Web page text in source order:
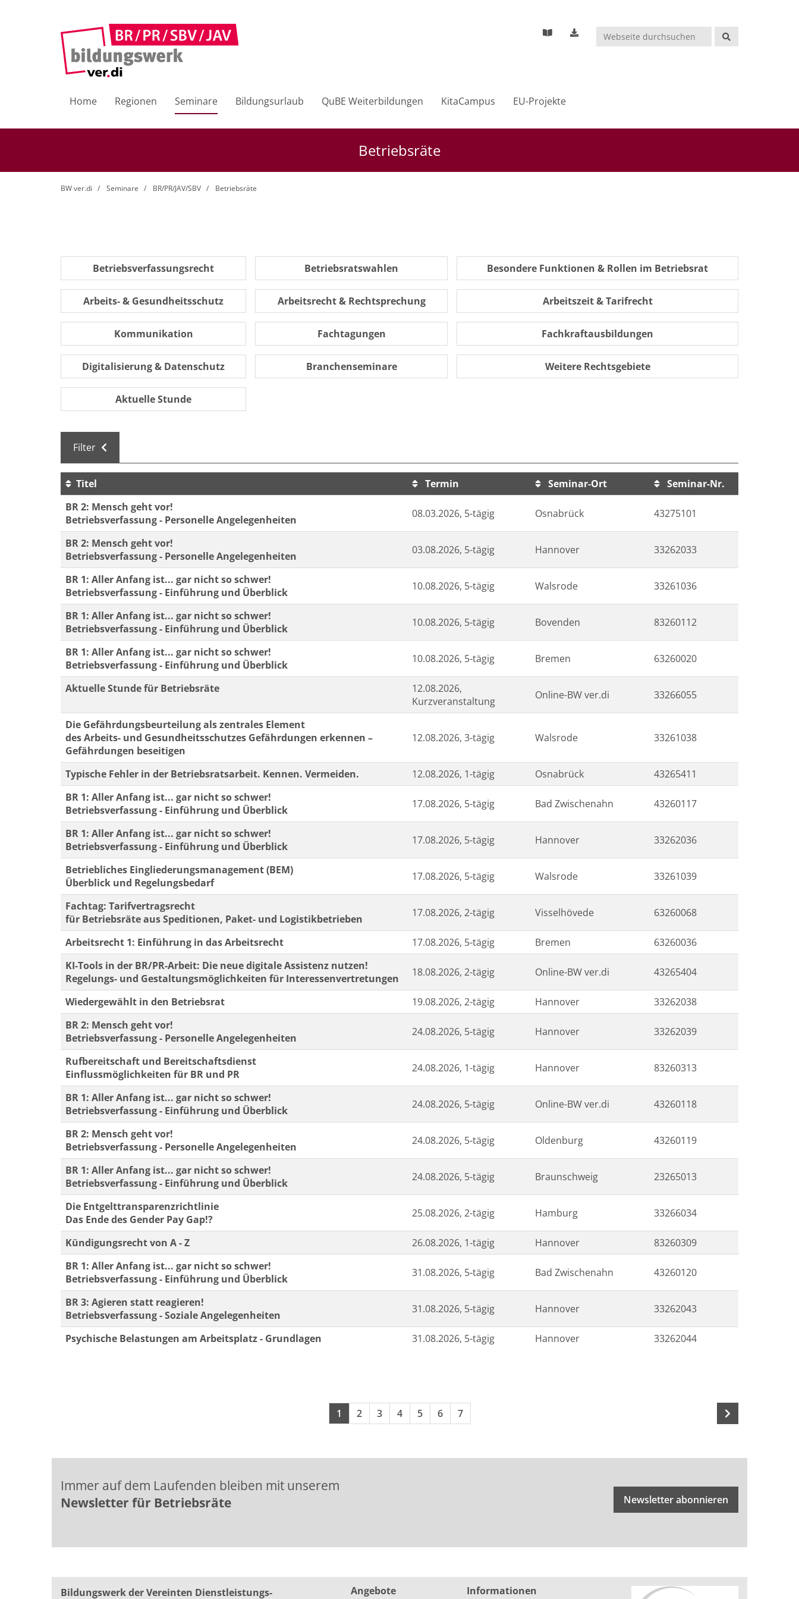
Suchen
Home Regionen Seminare Bildungsurlaub QuBE Weiterbildungen KitaCampus EU-Projekte
Betriebsräte
BW ver.di Seminare BR/PR/JAV/SBV Betriebsräte
Betriebsverfassungsrecht Betriebsratswahlen Besondere Funktionen & Rollen im Betriebsrat
Arbeits- & Gesundheitsschutz Arbeitsrecht & Rechtsprechung Arbeitszeit & Tarifrecht
Kommunikation Fachtagungen Fachkraftausbildungen
Digitalisierung & Datenschutz Branchenseminare Weitere Rechtsgebiete
Aktuelle Stunde
Filter
Kursübersicht. Tabellenüberschriften können sortiert werden.
Titel Termin Seminar-Ort
Seminar-Nr.
BR 2: Mensch geht vor!
Betriebsverfassung - Personelle Angelegenheiten
08.03.2026, 5-tägig Osnabrück 43275101
BR 2: Mensch geht vor!
Betriebsverfassung - Personelle Angelegenheiten
03.08.2026, 5-tägig Hannover 33262033
BR 1: Aller Anfang ist... gar nicht so schwer!
Betriebsverfassung - Einführung und Überblick
10.08.2026, 5-tägig Walsrode 33261036
BR 1: Aller Anfang ist... gar nicht so schwer!
Betriebsverfassung - Einführung und Überblick
10.08.2026, 5-tägig Bovenden 83260112
BR 1: Aller Anfang ist... gar nicht so schwer!
Betriebsverfassung - Einführung und Überblick
10.08.2026, 5-tägig Bremen 63260020
Aktuelle Stunde für Betriebsräte
12.08.2026,
Kurzveranstaltung
Online-BW ver.di 33266055
Die Gefährdungsbeurteilung als zentrales Element
des Arbeits- und Gesundheitsschutzes Gefährdungen erkennen –
Gefährdungen beseitigen
12.08.2026, 3-tägig Walsrode 33261038
Typische Fehler in der Betriebsratsarbeit. Kennen. Vermeiden. 12.08.2026, 1-tägig Osnabrück
43265411
BR 1: Aller Anfang ist... gar nicht so schwer!
Betriebsverfassung - Einführung und Überblick
17.08.2026, 5-tägig Bad Zwischenahn 43260117
BR 1: Aller Anfang ist... gar nicht so schwer!
Betriebsverfassung - Einführung und Überblick
17.08.2026, 5-tägig Hannover 33262036
Betriebliches Eingliederungsmanagement (BEM)
Überblick und Regelungsbedarf
17.08.2026, 5-tägig Walsrode 33261039
Fachtag: Tarifvertragsrecht
für Betriebsräte aus Speditionen, Paket- und Logistikbetrieben
17.08.2026, 2-tägig Visselhövede 63260068
Arbeitsrecht 1: Einführung in das Arbeitsrecht 17.08.2026, 5-tägig Bremen
63260036
KI-Tools in der BR/PR-Arbeit: Die neue digitale Assistenz nutzen!
Regelungs- und Gestaltungsmöglichkeiten für Interessenvertretungen
18.08.2026, 2-tägig Online-BW ver.di 43265404
Wiedergewählt in den Betriebsrat 19.08.2026, 2-tägig Hannover
33262038
BR 2: Mensch geht vor!
Betriebsverfassung - Personelle Angelegenheiten
24.08.2026, 5-tägig Hannover 33262039
Rufbereitschaft und Bereitschaftsdienst
Einflussmöglichkeiten für BR und PR
24.08.2026, 1-tägig Hannover 83260313
BR 1: Aller Anfang ist... gar nicht so schwer!
Betriebsverfassung - Einführung und Überblick
24.08.2026, 5-tägig Online-BW ver.di 43260118
BR 2: Mensch geht vor!
Betriebsverfassung - Personelle Angelegenheiten
24.08.2026, 5-tägig Oldenburg 43260119
BR 1: Aller Anfang ist... gar nicht so schwer!
Betriebsverfassung - Einführung und Überblick
24.08.2026, 5-tägig Braunschweig 23265013
Die Entgelttransparenzrichtlinie
Das Ende des Gender Pay Gap!?
25.08.2026, 2-tägig Hamburg 33266034
Kündigungsrecht von A - Z 26.08.2026, 1-tägig Hannover
83260309
BR 1: Aller Anfang ist... gar nicht so schwer!
Betriebsverfassung - Einführung und Überblick
31.08.2026, 5-tägig Bad Zwischenahn 43260120
BR 3: Agieren statt reagieren!
Betriebsverfassung - Soziale Angelegenheiten
31.08.2026, 5-tägig Hannover 33262043
Psychische Belastungen am Arbeitsplatz - Grundlagen 31.08.2026, 5-tägig Hannover 33262044
Seiten blättern
1 2 3 4 5 6 7
Immer auf dem Laufenden bleiben mit unserem
Newsletter für Betriebsräte
Newsletter abonnieren
Bildungswerk der Vereinten Dienst­leis­tungs­ Angebote Informationen